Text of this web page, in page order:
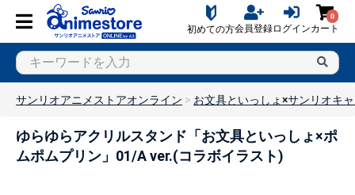
初めての方会員登録ログイン
0
カート
サンリオアニメストアオンライン お文具といっしょ×サンリオキ
ゆらゆらアクリルスタンド「お文具といっしょ×ポ
ムポムプリン」01/A ver.(コラボイラスト)